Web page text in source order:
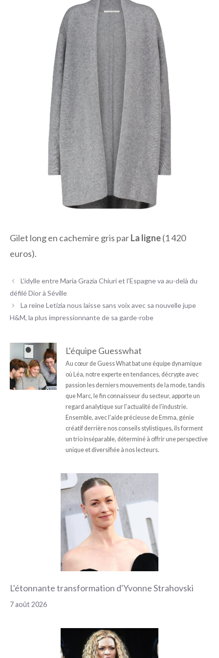
Gilet long en cachemire gris parLa ligne(1 420
euros).
L’idylle entre Maria Grazia Chiuri et l’Espagne va au-delà du
défilé Dior à Séville
La reine Letizia nous laisse sans voix avec sa nouvelle jupe
H&M, la plus impressionnante de sa garde-robe
L'équipe Guesswhat
Au cœur de Guess What bat une équipe dynamique
où Léa, notre experte en tendances, décrypte avec
passion les derniers mouvements de la mode, tandis
que Marc, le fin connaisseur du secteur, apporte un
regard analytique sur l'actualité de l'industrie.
Ensemble, avec l'aide précieuse de Emma, génie
créatif derrière nos conseils stylistiques, ils forment
un trio inséparable, déterminé à offrir une perspective
unique et diversifiée à nos lecteurs.
L'étonnante transformation d'Yvonne Strahovski
7 août 2026